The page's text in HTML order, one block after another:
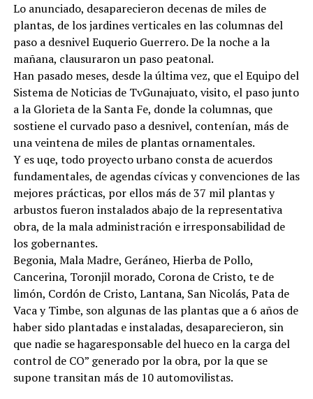
Lo anunciado, desaparecieron decenas de miles de
plantas, de los jardines verticales en las columnas del
paso a desnivel Euquerio Guerrero. De la noche a la
mañana, clausuraron un paso peatonal.
Han pasado meses, desde la última vez, que el Equipo del
Sistema de Noticias de TvGunajuato, visito, el paso junto
a la Glorieta de la Santa Fe, donde la columnas, que
sostiene el curvado paso a desnivel, contenían, más de
una veintena de miles de plantas ornamentales.
Y es uqe, todo proyecto urbano consta de acuerdos
fundamentales, de agendas cívicas y convenciones de las
mejores prácticas, por ellos más de 37 mil plantas y
arbustos fueron instalados abajo de la representativa
obra, de la mala administración e irresponsabilidad de
los gobernantes.
Begonia, Mala Madre, Geráneo, Hierba de Pollo,
Cancerina, Toronjil morado, Corona de Cristo, te de
limón, Cordón de Cristo, Lantana, San Nicolás, Pata de
Vaca y Timbe, son algunas de las plantas que a 6 años de
haber sido plantadas e instaladas, desaparecieron, sin
que nadie se hagaresponsable del hueco en la carga del
control de CO” generado por la obra, por la que se
supone transitan más de 10 automovilistas.